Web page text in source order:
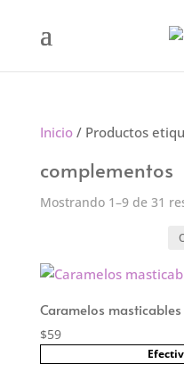
Inicio/ Productos
complementos
Mostrando 1–9 de 31
Caramelos masticables
$59